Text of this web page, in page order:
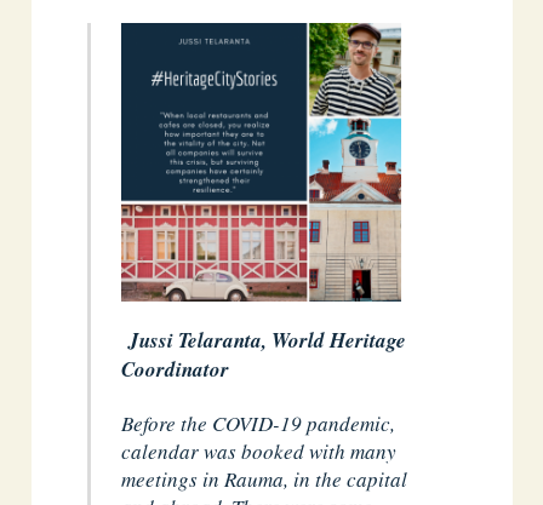
Jussi Telaranta, World Heritage
Coordinator
Before the COVID-19 pandemic,
calendar was booked with many
meetings in Rauma, in the capital